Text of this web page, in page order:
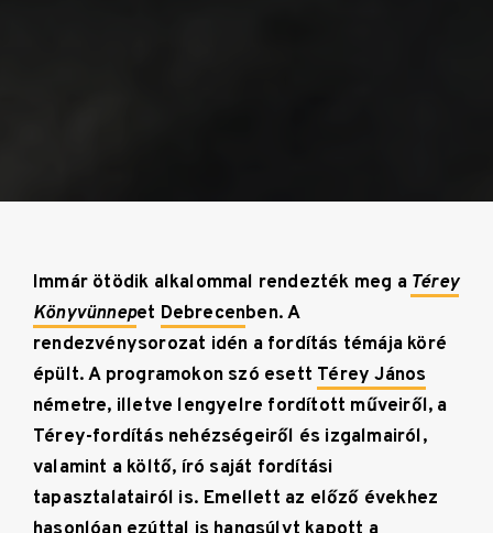
Immár ötödik alkalommal rendezték meg a Térey
Könyvünnepet Debrecenben. A
rendezvénysorozat idén a fordítás témája köré
épült. A programokon szó esett Térey János
németre, illetve lengyelre fordított műveiről, a
Térey-fordítás nehézségeiről és izgalmairól,
valamint a költő, író saját fordítási
tapasztalatairól is. Emellett az előző évekhez